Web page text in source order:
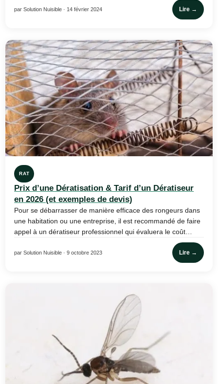
par Solution Nuisible · 14 février 2024 Lire →
RAT
Prix d’une Dératisation & Tarif d’un Dératiseur
en 2026 (et exemples de devis)
Pour se débarrasser de manière efficace des rongeurs dans
une habitation ou une entreprise, il est recommandé de faire
appel à un dératiseur professionnel qui évaluera le coût…
par Solution Nuisible · 9 octobre 2023 Lire →